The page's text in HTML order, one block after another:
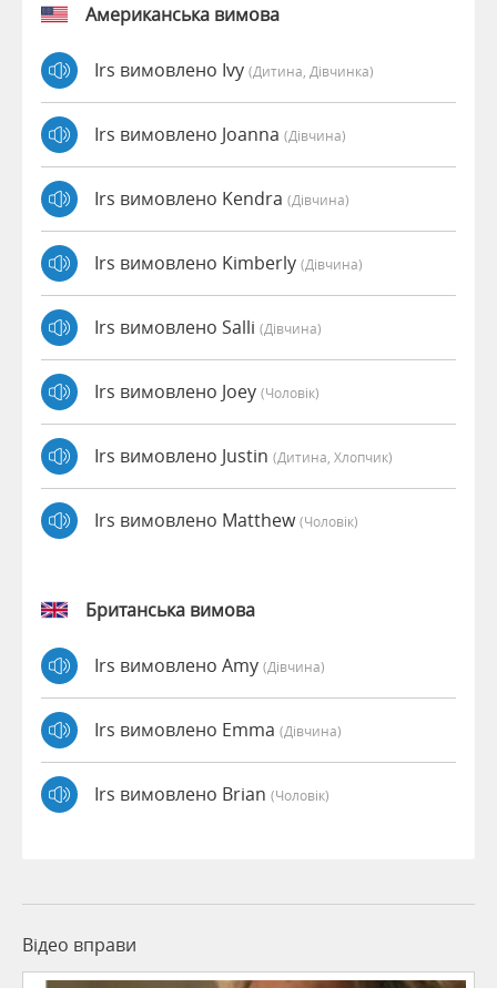
Американська вимова
Irs вимовлено Ivy (дитина, Дівчинка)
Irs вимовлено Joanna (дівчина)
Irs вимовлено Kendra (дівчина)
Irs вимовлено Kimberly (дівчина)
Irs вимовлено Salli (дівчина)
Irs вимовлено Joey (чоловік)
Irs вимовлено Justin (дитина, Хлопчик)
Irs вимовлено Matthew(чоловік)
Британська вимова
Irs вимовлено Amy (дівчина)
Irs вимовлено Emma (дівчина)
Irs вимовлено Brian (чоловік)
Відео вправи